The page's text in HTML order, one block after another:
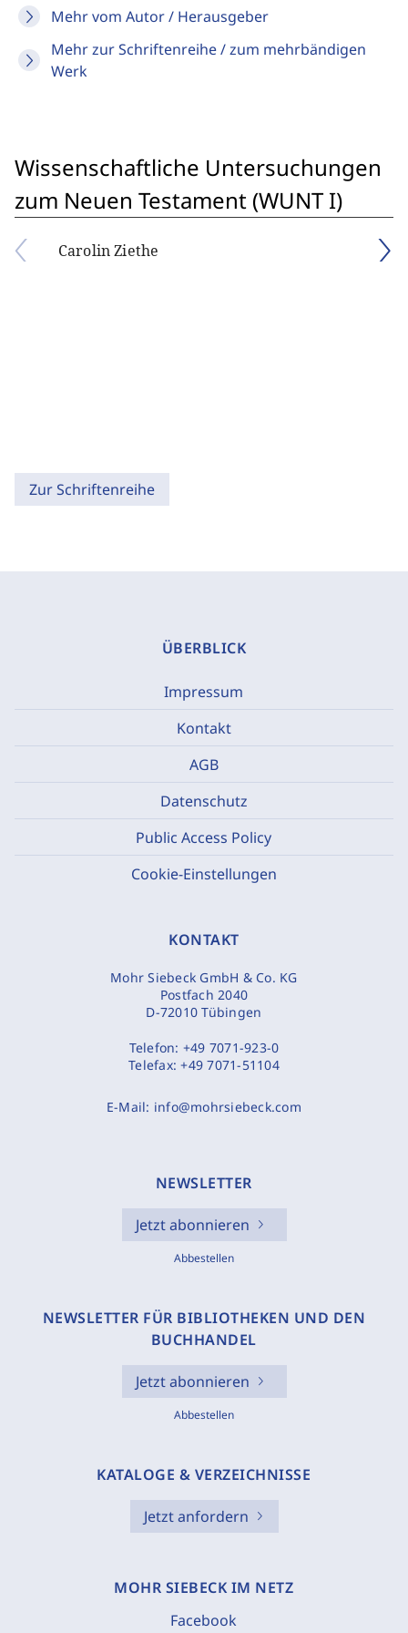
Mehr vom Autor / Herausgeber
Mehr zur Schriftenreihe / zum mehrbändigen
Werk
Wissenschaftliche Untersuchungen
zum Neuen Testament (WUNT I)
Carolin Ziethe
Zur Schriftenreihe
ÜBERBLICK
Impressum
Kontakt
AGB
Datenschutz
Public Access Policy
Cookie-Einstellungen
KONTAKT
Mohr Siebeck GmbH & Co. KG
Postfach 2040
D-72010 Tübingen
Telefon: +49 7071-923-0
Telefax:+49 7071-51104
E-Mail: info@mohrsiebeck.com
NEWSLETTER
Jetzt abonnieren
Abbestellen
NEWSLETTER FÜR BIBLIOTHEKEN UND DEN
BUCHHANDEL
Jetzt abonnieren
Abbestellen
KATALOGE & VERZEICHNISSE
Jetzt anfordern
MOHR SIEBECK IM NETZ
Facebook